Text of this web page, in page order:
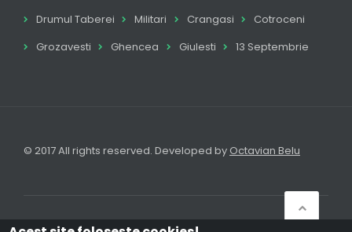
Drumul Taberei
Militari Crangasi
Cotroceni
Grozavesti
Ghencea Giulesti 13 Septembrie
© 2017 All rights reserved. Developed by Octavian Belu
Acasă Anunțuri Autentificare